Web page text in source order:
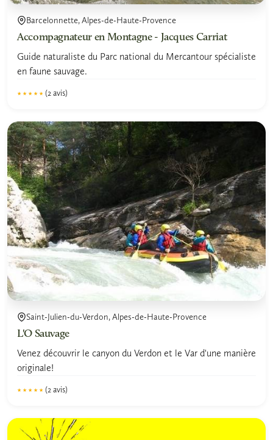
Barcelonnette, Alpes-de-Haute-Provence
Accompagnateur en Montagne - Jacques Carriat
Guide naturaliste du Parc national du Mercantour spécialiste
en faune sauvage.
★★★★★
★★★★★ (2 avis)
Saint-Julien-du-Verdon, Alpes-de-Haute-Provence
L'O Sauvage
Venez découvrir le canyon du Verdon et le Var d'une manière
originale!
★★★★★
★★★★★ (2 avis)